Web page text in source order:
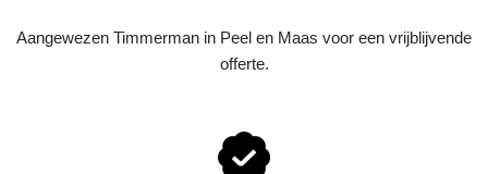
Aangewezen Timmerman in Peel en Maas voor een vrijblijvende
offerte.